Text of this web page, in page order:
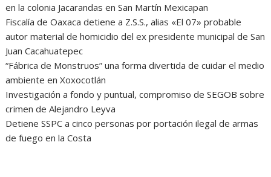
en la colonia Jacarandas en San Martín Mexicapan
Fiscalía de Oaxaca detiene a Z.S.S., alias «El 07» probable
autor material de homicidio del ex presidente municipal de San
Juan Cacahuatepec
“Fábrica de Monstruos” una forma divertida de cuidar el medio
ambiente en Xoxocotlán
Investigación a fondo y puntual, compromiso de SEGOB sobre
crimen de Alejandro Leyva
Detiene SSPC a cinco personas por portación ilegal de armas
de fuego en la Costa